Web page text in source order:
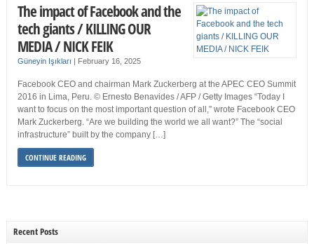
The impact of Facebook and the
tech giants / KILLING OUR
MEDIA / NICK FEIK
Güneyin Işıkları | February 16, 2025
Facebook CEO and chairman Mark Zuckerberg at the APEC CEO Summit
2016 in Lima, Peru. © Ernesto Benavides / AFP / Getty Images “Today I
want to focus on the most important question of all,” wrote Facebook CEO
Mark Zuckerberg. “Are we building the world we all want?” The “social
infrastructure” built by the company […]
CONTINUE READING
Recent Posts